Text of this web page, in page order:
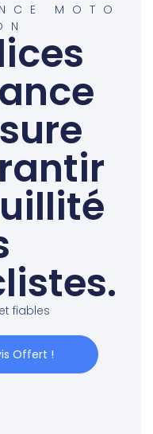
MOTO
fiables
Offert !